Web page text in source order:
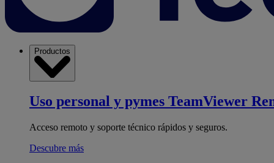
Productos
Uso personal y pymes TeamViewer
Acceso remoto y soporte técnico rápidos y seguros.
Descubre más